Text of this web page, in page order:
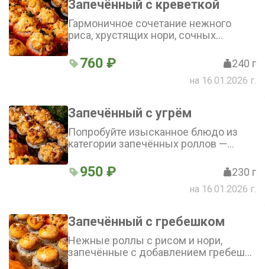
Запечённый с креветкой
Гармоничное сочетание нежного
риса, хрустящих нори, сочных
свежего огурца, сливочного крем-
чиза и пикантного спайси-соуса с
760 ₽ 240 г
на 16.01.2026 г.
Запечённый с угрём
Попробуйте изысканное блюдо из
категории запечённых роллов —
обогащённое копчёным угрём,
свежим лососем и пармезаном,
покрытое аппетитным запечённым
950 ₽ 230 г
на 16.01.2026 г.
Запечённый с гребешком
Нежные роллы с рисом и нори,
запечённые с добавлением гребешка